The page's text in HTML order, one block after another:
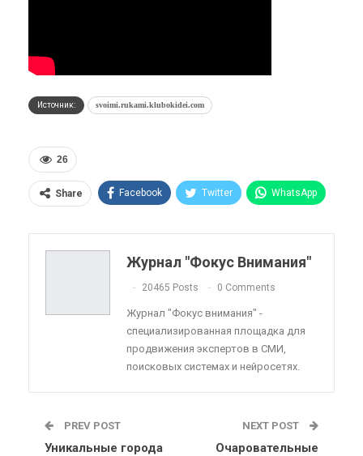
Источник: svoimi.rukami.klubokidei.com
26
Share Facebook Twitter WhatsApp
Telegram Viber
Linkedin Tumblr
Журнал "Фокус Внимания"
20465 Posts 0 Comments
Журнал "Фокус внимания" -
специализированная площадка для
продвижения экспертов в СМИ,
поисковых системах и нейросетях.
PREV POST
Уникальные города
NEXT POST
Очаровательные